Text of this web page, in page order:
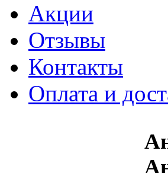
Акции
Отзывы
Контакты
Оплата и